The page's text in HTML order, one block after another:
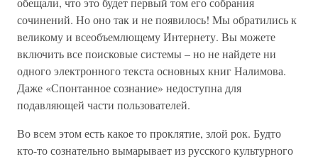
сочинений. Но оно так и не появилось! Мы обратились к
великому и всеобъемлющему Интернету. Вы можете
включить все поисковые системы – но не найдете ни
одного электронного текста основных книг Налимова.
Даже «Спонтанное сознание» недоступна для
подавляющей части пользователей.
Во всем этом есть какое то проклятие, злой рок. Будто
кто-то сознательно вымарывает из русского культурного